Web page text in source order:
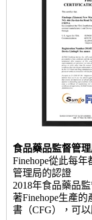
食品藥品監督管
Finehope從此每
管理局的認證
2018年食品藥品
著Finehope生產
書（CFG），可